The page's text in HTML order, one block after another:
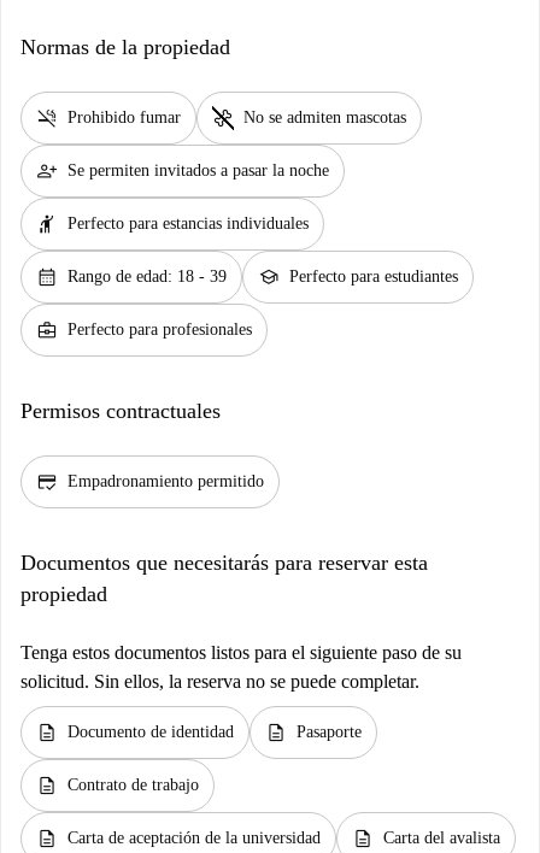
Normas de la propiedad
smoke_free Prohibido fumar pet_supplies No se admiten mascotas
person_add Se permiten invitados a pasar la noche
hail Perfecto para estancias individuales
calendar_month Rango de edad: 18 - 39 school Perfecto para estudiantes
business_center Perfecto para profesionales
Permisos contractuales
credit_score Empadronamiento permitido
Documentos que necesitarás para reservar esta
propiedad
Tenga estos documentos listos para el siguiente paso de su
solicitud. Sin ellos, la reserva no se puede completar.
description Documento de identidad description Pasaporte
description Contrato de trabajo
description Carta de aceptación de la universidad description Carta del avalista